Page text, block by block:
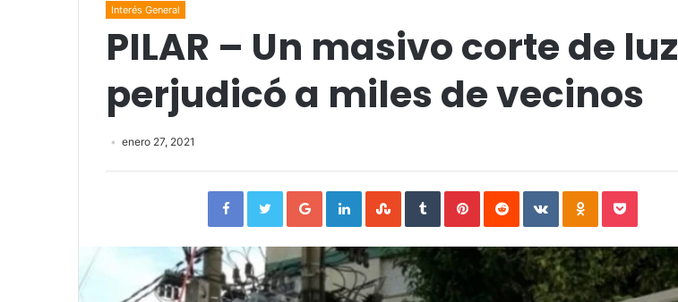
Interés General
PILAR – Un masivo corte de luz
perjudicó a miles de vecinos
enero 27, 2021
FacebookTwitterGoogle+LinkedInStumbleUpon
TumblrPinterestReddit VKontakteOdnoklassniki
Pocket